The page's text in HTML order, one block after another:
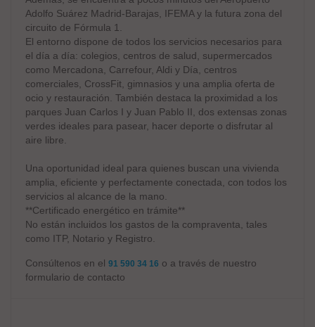
Adolfo Suárez Madrid-Barajas, IFEMA y la futura zona del
circuito de Fórmula 1.
El entorno dispone de todos los servicios necesarios para
el día a día: colegios, centros de salud, supermercados
como Mercadona, Carrefour, Aldi y Día, centros
comerciales, CrossFit, gimnasios y una amplia oferta de
ocio y restauración. También destaca la proximidad a los
parques Juan Carlos I y Juan Pablo II, dos extensas zonas
verdes ideales para pasear, hacer deporte o disfrutar al
aire libre.
Una oportunidad ideal para quienes buscan una vivienda
amplia, eficiente y perfectamente conectada, con todos los
servicios al alcance de la mano.
**Certificado energético en trámite**
No están incluidos los gastos de la compraventa, tales
como ITP, Notario y Registro.
Consúltenos en el 91 590 34 16 o a través de nuestro
formulario de contacto